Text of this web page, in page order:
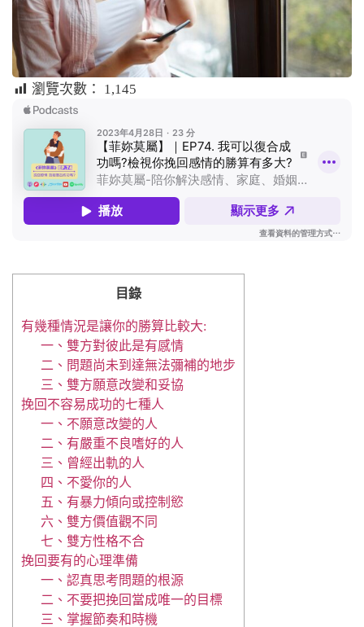
瀏覽次數： 1,145
目錄
有幾種情況是讓你的勝算比較大:
一、雙方對彼此是有感情
二、問題尚未到達無法彌補的地步
三、雙方願意改變和妥協
挽回不容易成功的七種人
一、不願意改變的人
二、有嚴重不良嗜好的人
三、曾經出軌的人
四、不愛你的人
五、有暴力傾向或控制慾
六、雙方價值觀不同
七、雙方性格不合
挽回要有的心理準備
一、認真思考問題的根源
二、不要把挽回當成唯一的目標
三、掌握節奏和時機